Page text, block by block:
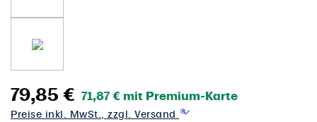
79,85 € 71,87 € mit Premium-Karte
Preise inkl. MwSt., zzgl. Versand